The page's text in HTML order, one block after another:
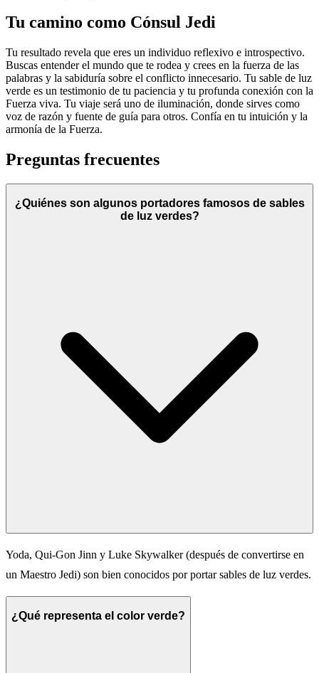
Tu camino como Cónsul Jedi
Tu resultado revela que eres un individuo reflexivo e introspectivo.
Buscas entender el mundo que te rodea y crees en la fuerza de las
palabras y la sabiduría sobre el conflicto innecesario. Tu sable de luz
verde es un testimonio de tu paciencia y tu profunda conexión con la
Fuerza viva. Tu viaje será uno de iluminación, donde sirves como
voz de razón y fuente de guía para otros. Confía en tu intuición y la
armonía de la Fuerza.
Preguntas frecuentes
¿Quiénes son algunos portadores famosos de sables
de luz verdes?
Yoda, Qui-Gon Jinn y Luke Skywalker (después de convertirse en
un Maestro Jedi) son bien conocidos por portar sables de luz verdes.
¿Qué representa el color verde?